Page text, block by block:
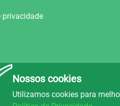
privacidade
LA+.Todos os direitos
Rádio Avenida 89.9
Nossos cookies
Utilizamos cookies para